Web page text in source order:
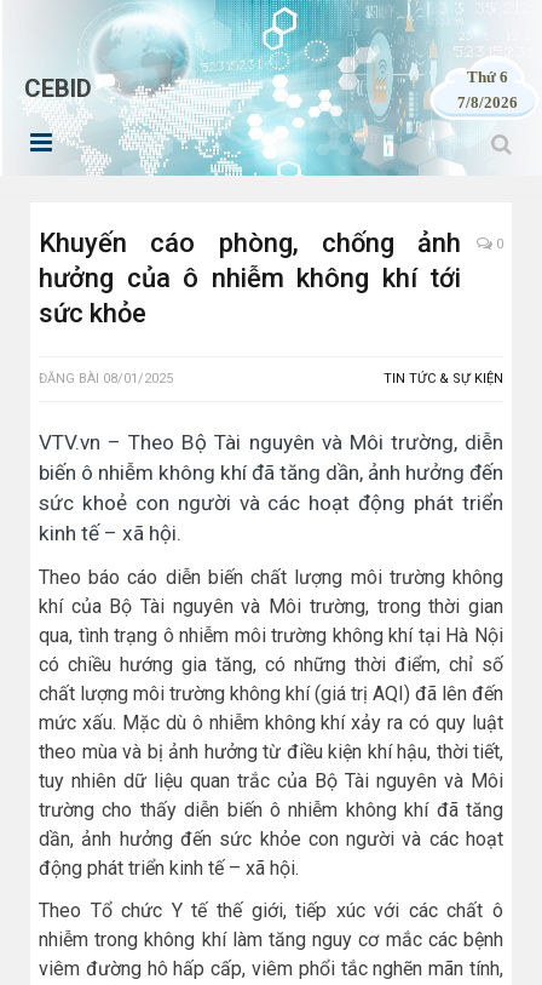
CEBID
Thứ 6
7/8/2026
Khuyến cáo phòng, chống ảnh
hưởng của ô nhiễm không khí tới
sức khỏe
0
ĐĂNG BÀI 08/01/2025 TIN TỨC & SỰ KIỆN
VTV.vn – Theo Bộ Tài nguyên và Môi trường, diễn
biến ô nhiễm không khí đã tăng dần, ảnh hưởng đến
sức khoẻ con người và các hoạt động phát triển
kinh tế – xã hội.
Theo báo cáo diễn biến chất lượng môi trường không
khí của Bộ Tài nguyên và Môi trường, trong thời gian
qua, tình trạng ô nhiễm môi trường không khí tại Hà Nội
có chiều hướng gia tăng, có những thời điểm, chỉ số
chất lượng môi trường không khí (giá trị AQI) đã lên đến
mức xấu. Mặc dù ô nhiễm không khí xảy ra có quy luật
theo mùa và bị ảnh hưởng từ điều kiện khí hậu, thời tiết,
tuy nhiên dữ liệu quan trắc của Bộ Tài nguyên và Môi
trường cho thấy diễn biến ô nhiễm không khí đã tăng
dần, ảnh hưởng đến sức khỏe con người và các hoạt
động phát triển kinh tế – xã hội.
Theo Tổ chức Y tế thế giới, tiếp xúc với các chất ô
nhiễm trong không khí làm tăng nguy cơ mắc các bệnh
viêm đường hô hấp cấp, viêm phổi tắc nghẽn mãn tính,